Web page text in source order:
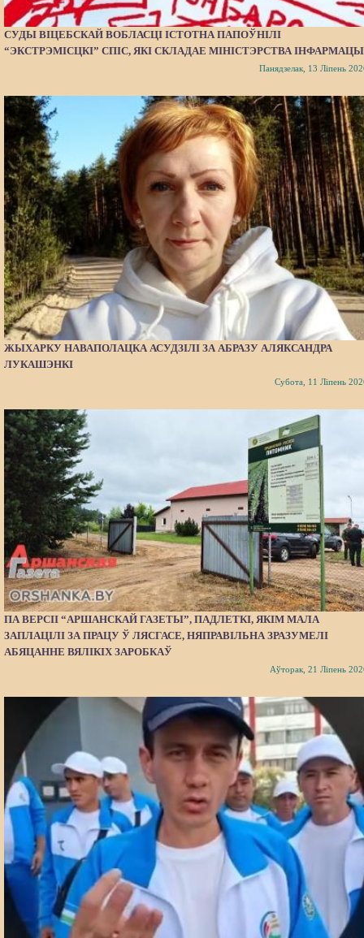
СУДЫ ВІЦЕБСКАЙ ВОБЛАСЦІ ІСТОТНА ПАПОЎНІЛІ
“ЭКСТРЭМІСЦКІ” СПІС, ЯКІ СКЛАДАЕ МІНІСТЭРСТВА
Панядзелак, 13 Ліпень
ЖЫХАРКУ НАВАПОЛАЦКА АСУДЗІЛІ ЗА АБРАЗУ АЛЯКСАНДРА
ЛУКАШЭНКІ
Субота, 11 Ліпень
ПА ВЕРСІІ “АРШАНСКАЙ ГАЗЕТЫ”, ПАДЛЕТКІ, ЯКІМ МАЛА
ЗАПЛАЦІЛІ ЗА ПРАЦУ Ў ЛЯСГАСЕ, НЯПРАВІЛЬНА ЗРАЗУМЕЛІ
АБЯЦАННЕ ВЯЛІКІХ ЗАРОБКАЎ
Аўторак, 21 Ліпень